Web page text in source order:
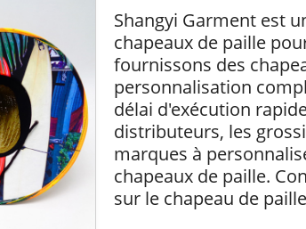
Shangyi Garment est
chapeaux de paille
fournissons des
personnalisation
délai d'exécution
distributeurs, les
marques à
chapeaux de paille.
sur le chapeau de